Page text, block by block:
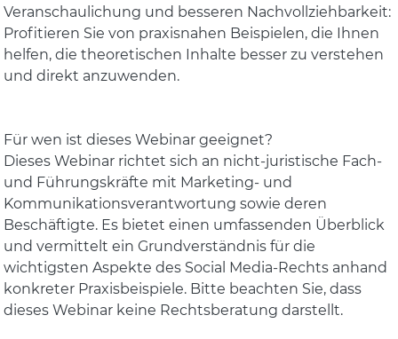
Veranschaulichung und besseren Nachvollziehbarkeit:
Profitieren Sie von praxisnahen Beispielen, die Ihnen
helfen, die theoretischen Inhalte besser zu verstehen
und direkt anzuwenden.
Für wen ist dieses Webinar geeignet?
Dieses Webinar richtet sich an nicht-juristische Fach-
und Führungskräfte mit Marketing- und
Kommunikationsverantwortung sowie deren
Beschäftigte. Es bietet einen umfassenden Überblick
und vermittelt ein Grundverständnis für die
wichtigsten Aspekte des Social Media-Rechts anhand
konkreter Praxisbeispiele. Bitte beachten Sie, dass
dieses Webinar keine Rechtsberatung darstellt.